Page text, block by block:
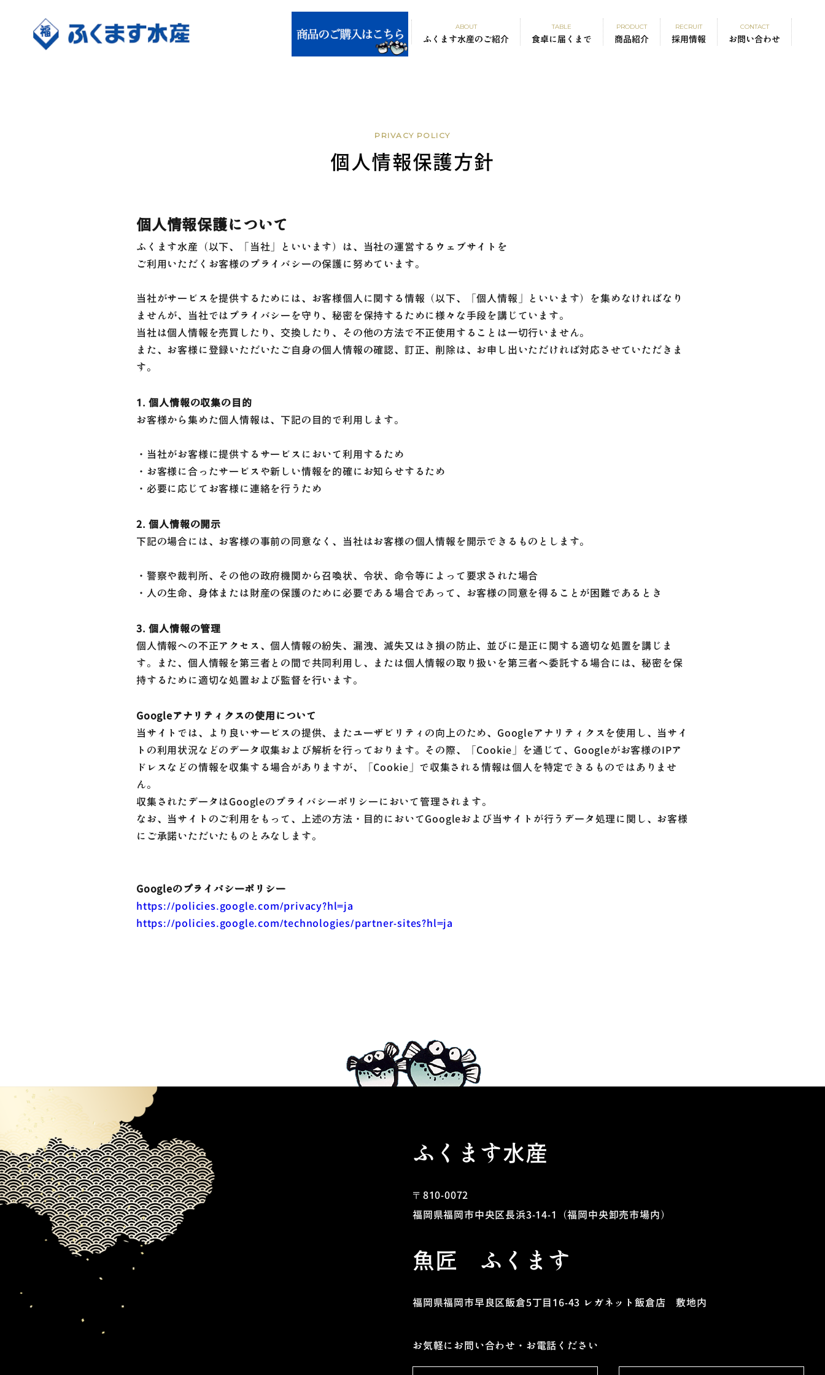
ABOUT
ふくます水産のご紹介
TABLE
食卓に届くまで
PRODUCT
商品紹介
RECRUIT
採用情報
CONTACT
お問い合わせ
PRIVACY POLICY
個人情報保護方針
個人情報保護について
ふくます水産（以下、「当社」といいます）は、当社の運営するウェブサイトを
ご利用いただくお客様のプライバシーの保護に努めています。
当社がサービスを提供するためには、お客様個人に関する情報（以下、「個人情報」といいます）を集めなければなり
ませんが、当社ではプライバシーを守り、秘密を保持するために様々な手段を講じています。
当社は個人情報を売買したり、交換したり、その他の方法で不正使用することは一切行いません。
また、お客様に登録いただいたご自身の個人情報の確認、訂正、削除は、お申し出いただければ対応させていただきま
す。
1. 個人情報の収集の目的
お客様から集めた個人情報は、下記の目的で利用します。
・当社がお客様に提供するサービスにおいて利用するため
・お客様に合ったサービスや新しい情報を的確にお知らせするため
・必要に応じてお客様に連絡を行うため
2. 個人情報の開示
下記の場合には、お客様の事前の同意なく、当社はお客様の個人情報を開示できるものとします。
・警察や裁判所、その他の政府機関から召喚状、令状、命令等によって要求された場合
・人の生命、身体または財産の保護のために必要である場合であって、お客様の同意を得ることが困難であるとき
3. 個人情報の管理
個人情報への不正アクセス、個人情報の紛失、漏洩、滅失又はき損の防止、並びに是正に関する適切な処置を講じま
す。また、個人情報を第三者との間で共同利用し、または個人情報の取り扱いを第三者へ委託する場合には、秘密を保
持するために適切な処置および監督を行います。
Googleアナリティクスの使用について
当サイトでは、より良いサービスの提供、またユーザビリティの向上のため、Googleアナリティクスを使用し、当サイ
トの利用状況などのデータ収集および解析を行っております。その際、「Cookie」を通じて、Googleがお客様のIPア
ドレスなどの情報を収集する場合がありますが、「Cookie」で収集される情報は個人を特定できるものではありませ
ん。
収集されたデータはGoogleのプライバシーポリシーにおいて管理されます。
なお、当サイトのご利用をもって、上述の方法・目的においてGoogleおよび当サイトが行うデータ処理に関し、お客様
にご承諾いただいたものとみなします。
Googleのプライバシーポリシー
https://policies.google.com/privacy?hl=ja
https://policies.google.com/technologies/partner-sites?hl=ja
ふくます水産
〒810-0072
福岡県福岡市中央区長浜3-14-1
（福岡中央卸売市場内）
魚匠 ふくます
福岡県福岡市早良区飯倉5丁目16-43 レガネット飯倉店 敷地内
お気軽にお問い合わせ・お電話ください